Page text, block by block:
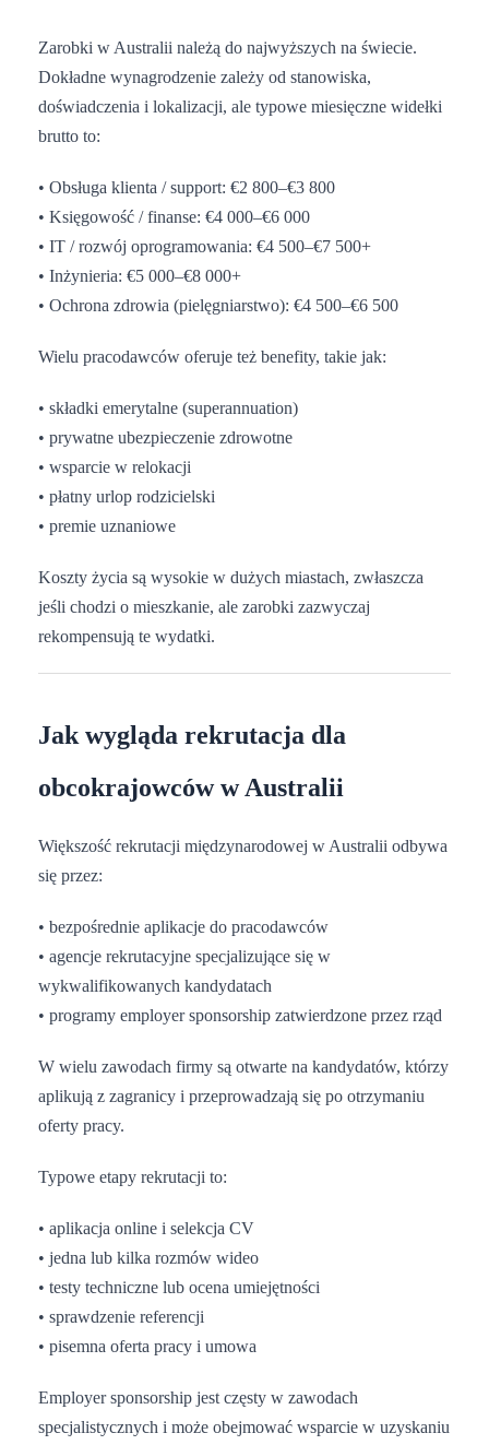
Zarobki w Australii należą do najwyższych na świecie.
Dokładne wynagrodzenie zależy od stanowiska,
doświadczenia i lokalizacji, ale typowe miesięczne widełki
brutto to:
• Obsługa klienta / support: €2 800–€3 800
• Księgowość / finanse: €4 000–€6 000
• IT / rozwój oprogramowania: €4 500–€7 500+
• Inżynieria: €5 000–€8 000+
• Ochrona zdrowia (pielęgniarstwo): €4 500–€6 500
Wielu pracodawców oferuje też benefity, takie jak:
• składki emerytalne (superannuation)
• prywatne ubezpieczenie zdrowotne
• wsparcie w relokacji
• płatny urlop rodzicielski
• premie uznaniowe
Koszty życia są wysokie w dużych miastach, zwłaszcza
jeśli chodzi o mieszkanie, ale zarobki zazwyczaj
rekompensują te wydatki.
Jak wygląda rekrutacja dla
obcokrajowców w Australii
Większość rekrutacji międzynarodowej w Australii odbywa
się przez:
• bezpośrednie aplikacje do pracodawców
• agencje rekrutacyjne specjalizujące się w
wykwalifikowanych kandydatach
• programy employer sponsorship zatwierdzone przez rząd
W wielu zawodach firmy są otwarte na kandydatów, którzy
aplikują z zagranicy i przeprowadzają się po otrzymaniu
oferty pracy.
Typowe etapy rekrutacji to:
• aplikacja online i selekcja CV
• jedna lub kilka rozmów wideo
• testy techniczne lub ocena umiejętności
• sprawdzenie referencji
• pisemna oferta pracy i umowa
Employer sponsorship jest częsty w zawodach
specjalistycznych i może obejmować wsparcie w uzyskaniu